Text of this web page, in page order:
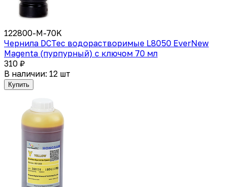
122800-M-70K
Чернила DCTec водорастворимые L8050 EverNew
Magenta (пурпурный) с ключом 70 мл
310 ₽
В наличии: 12 шт
Купить